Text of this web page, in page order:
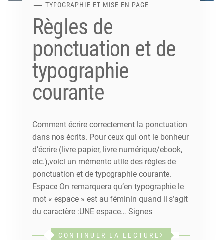
TYPOGRAPHIE ET MISE EN PAGE
Règles de
ponctuation et de
typographie
courante
Comment écrire correctement la ponctuation
dans nos écrits. Pour ceux qui ont le bonheur
d’écrire (livre papier, livre numérique/ebook,
etc.),voici un mémento utile des règles de
ponctuation et de typographie courante.
Espace On remarquera qu’en typographie le
mot « espace » est au féminin quand il s’agit
du caractère :UNE espace… Signes
CONTINUER LA LECTURE